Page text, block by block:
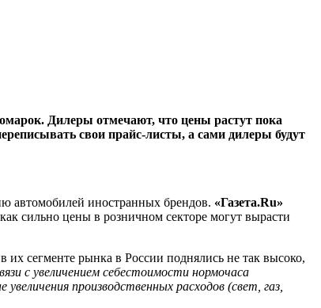
Дилеры отмечают, что цены растут пока
свои прайс-листы, а сами дилеры будут
автомобилей иностранных брендов. «Газета.Ru»
сильно цены в розничном секторе могут вырасти
сегменте рынка в России поднялись не так высоко,
с увеличением себестоимости нормочаса
производственных расходов (свет, газ,